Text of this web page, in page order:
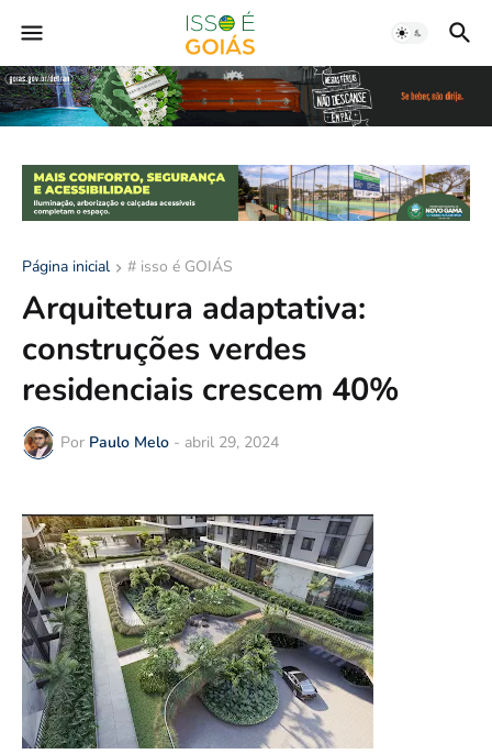
Página inicial # isso é GOIÁS
Arquitetura adaptativa:
construções verdes
residenciais crescem 40%
Por Paulo Melo - abril 29, 2024